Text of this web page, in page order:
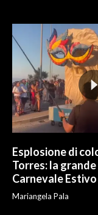
Esplosione di
Torres: la
Carnevale Estivo
Mariangela Pala